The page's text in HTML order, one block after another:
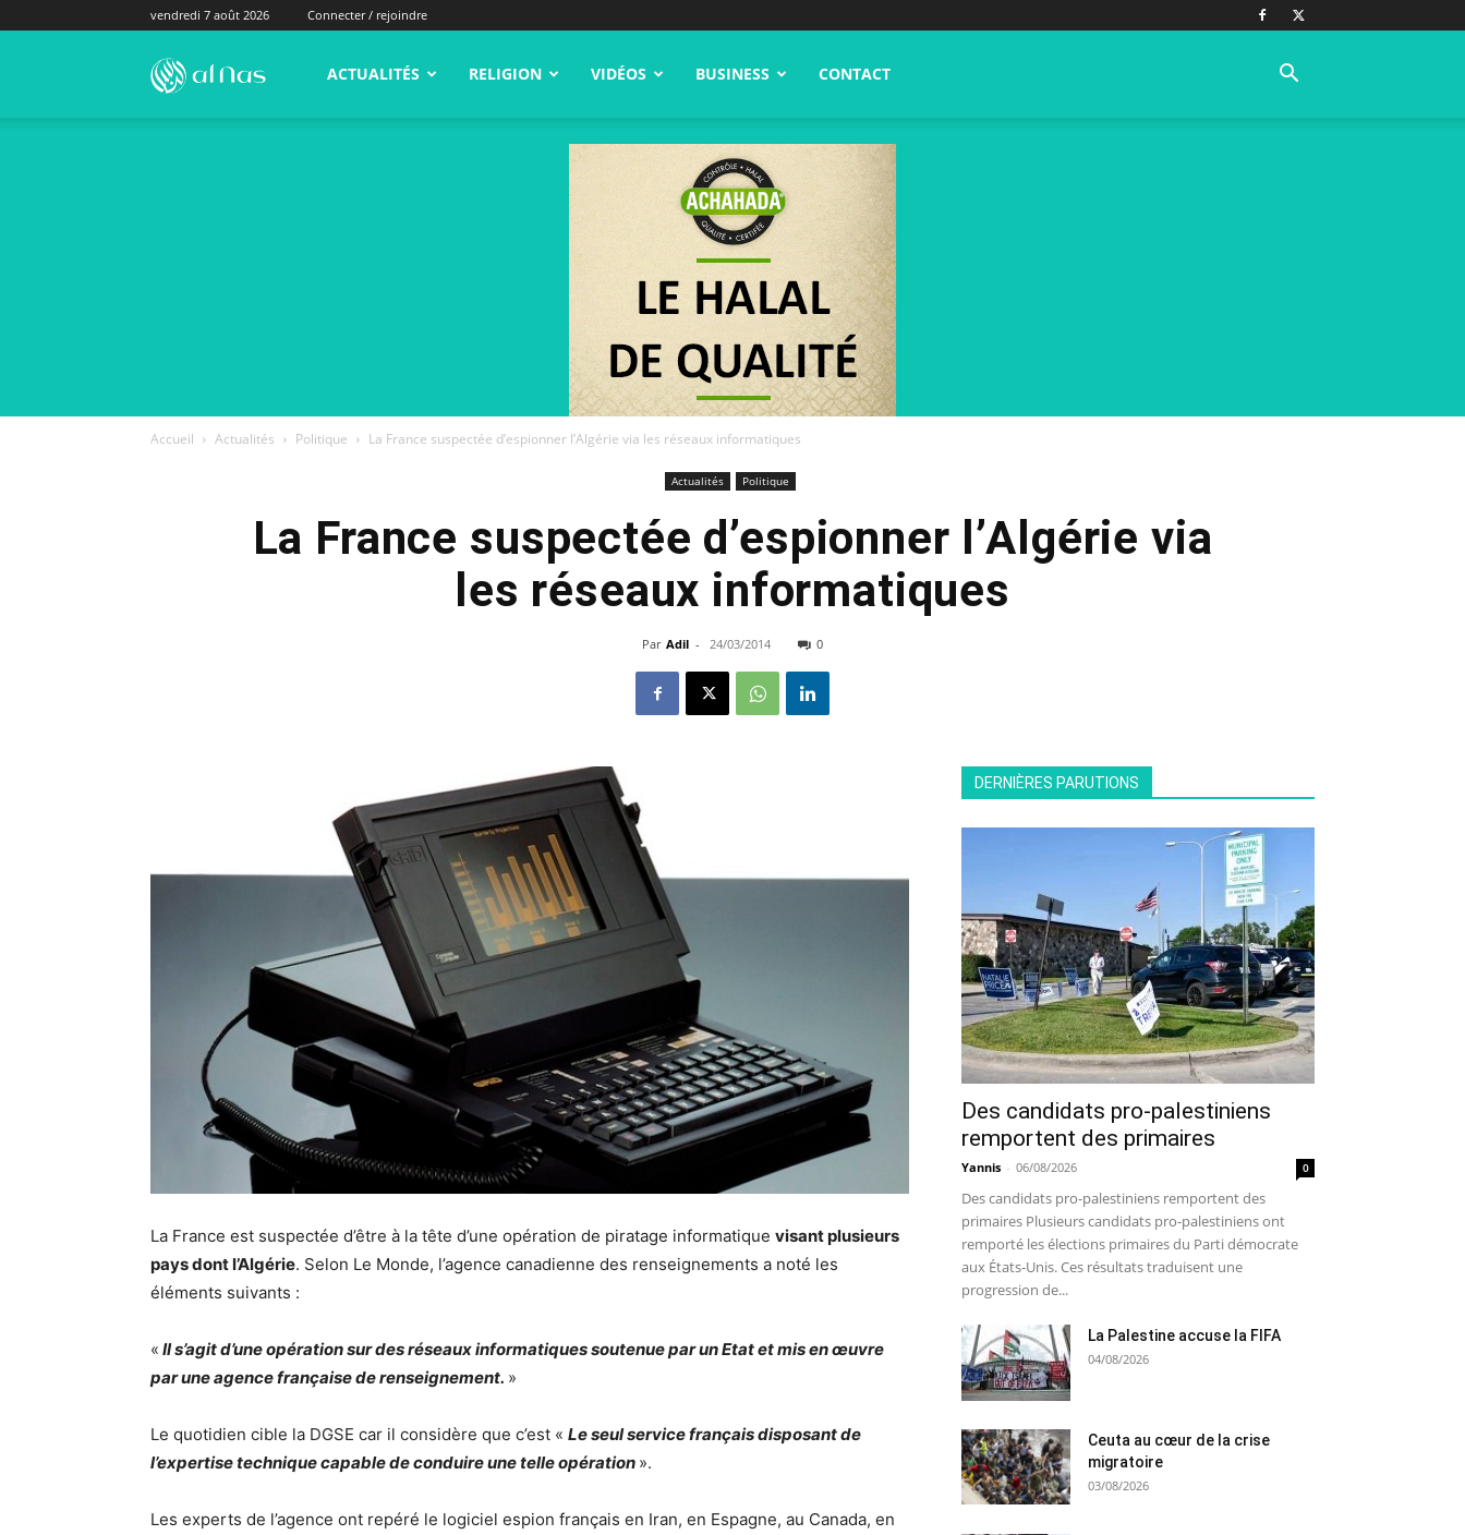
vendredi 7 août 2026 Connecter / rejoindre
alNas.fr ACTUALITÉS RELIGION VIDÉOS BUSINESS CONTACT
Accueil Actualités Politique La France suspectée d’espionner l’Algérie via les réseaux informatiques
Actualités Politique
La France suspectée d’espionner l’Algérie via
les réseaux informatiques
Par Adil - 24/03/2014 0
La France est suspectée d’être à la tête d’une opération de piratage informatique visant plusieurs
pays dont l’Algérie. Selon Le Monde, l’agence canadienne des renseignements a noté les
éléments suivants :
« Il s’agit d’une opération sur des réseaux informatiques soutenue par un Etat et mis en œuvre
par une agence française de renseignement. »
Le quotidien cible la DGSE car il considère que c’est « Le seul service français disposant de
l’expertise technique capable de conduire une telle opération ».
Les experts de l’agence ont repéré le logiciel espion français en Iran, en Espagne, au Canada, en
DERNIÈRES PARUTIONS
Des candidats pro-palestiniens
remportent des primaires
Yannis - 06/08/2026 0
Des candidats pro-palestiniens remportent des
primaires Plusieurs candidats pro-palestiniens ont
remporté les élections primaires du Parti démocrate
aux États-Unis. Ces résultats traduisent une
progression de...
La Palestine accuse la FIFA
04/08/2026
Ceuta au cœur de la crise
migratoire
03/08/2026